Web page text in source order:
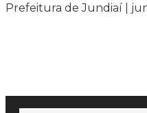
Prefeitura de Jundiaí |